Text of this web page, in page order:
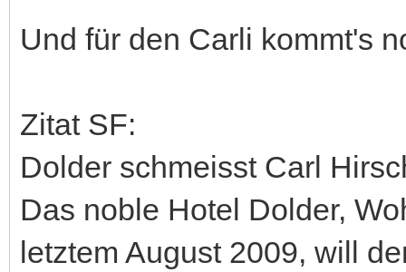
Und für den Carli kommt's
Zitat SF:
Dolder schmeisst Carl
Das noble Hotel Dolder,
letztem August 2009, will